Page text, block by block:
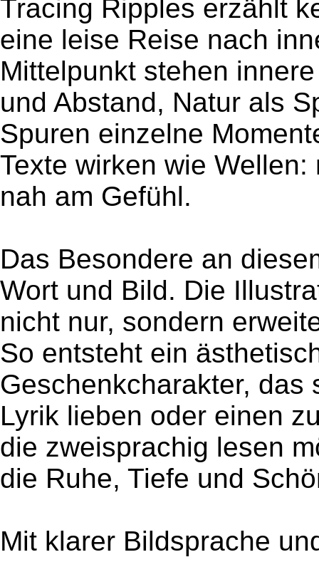
Tracing Ripples erzählt
eine leise Reise nach
Mittelpunkt stehen
und Abstand, Natur als
Spuren einzelne
Texte wirken wie
nah am Gefühl.
Das Besondere an
Wort und Bild. Die
nicht nur, sondern
So entsteht ein
Geschenkcharakter, das
Lyrik lieben oder einen
die zweisprachig lesen
die Ruhe, Tiefe und
Mit klarer Bildsprache